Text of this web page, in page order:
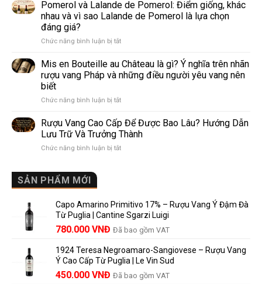
vang
phổ
thế
Sparkling
Wine
Nhau
Thế
Nào?
10
So
Dễ
Hiểu
Người
Pomerol và Lalande de Pomerol: Điểm giống, khác
nhau và vì sao Lalande de Pomerol là lựa chọn
đáng giá?
Chức năng bình luận bị tắtở
và
Lalande
de
Điểm
khác
nhau
và
vì
lựa
chọn
đáng
Mis en Bouteille au Château là gì? Ý nghĩa trên nhãn
rượu vang Pháp và những điều người yêu vang nên
biết
Chức năng bình luận bị tắtở
en
Bouteille
au
Château
nhãn
rượu
vang
và
những
người
Rượu Vang Cao Cấp Để Được Bao Lâu? Hướng Dẫn
Lưu Trữ Và Trưởng Thành
Chức năng bình luận bị tắtở
Được
Bao
Lâu?
Hướng
Lưu
Trữ
Và
SẢN PHẨM MỚI
Capo Amarino Primitivo 17% – Rượu Vang Ý Đậm Đà
Từ Puglia | Cantine Sgarzi Luigi
Giá
là:
858.000 VNĐ.
780.000 VNĐ Giá
tại
là:
780.000 VNĐ.
Đã bao gồm VAT
1924 Teresa Negroamaro-Sangiovese – Rượu Vang
Ý Cao Cấp Từ Puglia | Le Vin Sud
Giá
450.000 VNĐ Giá
Đã bao gồm VAT